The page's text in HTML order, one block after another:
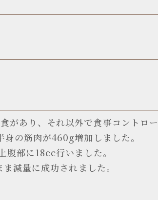
があり、それ以外で食事コントロ
の筋肉が460g増加しました。
部に18cc行いました。
減量に成功されました。